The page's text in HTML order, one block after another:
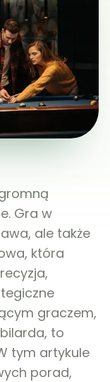
Gra w
ale także
która
graczem,
to
tym artykule
porad,